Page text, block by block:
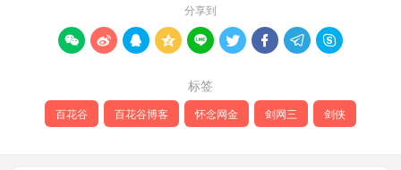
分享到
        
标签
百花谷 百花谷博客 怀念网金 剑网三 剑侠